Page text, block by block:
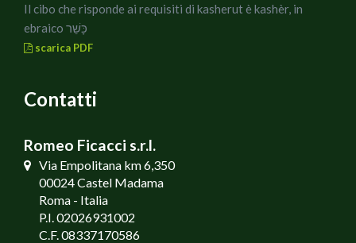
Il cibo che risponde ai requisiti di kasherut è kashèr, in
ebraico כָּשֵׁר
scarica PDF
Contatti
Romeo Ficacci s.r.l.
Via Empolitana km 6,350
00024 Castel Madama
Roma - Italia
P.I. 02026931002
C.F. 08337170586